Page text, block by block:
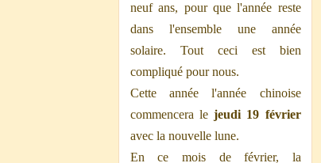
neuf ans, pour que l'année reste
dans l'ensemble une année
solaire. Tout ceci est bien
compliqué pour nous.
Cette année l'année chinoise
commencera lejeudi 19 février
avec la nouvelle lune.
En ce mois de février, la